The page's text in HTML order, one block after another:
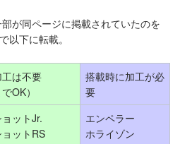
が同ページに掲載されていたのを
以下に転載。
は不要
OK）
搭載時に加工が必
要
ットJr.
ットRS
エンペラー
ホライゾン